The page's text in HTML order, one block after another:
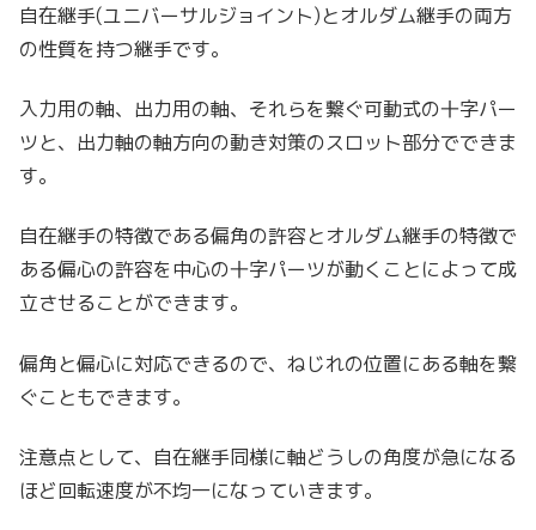
自在継手(ユニバーサルジョイント)とオルダム継手の両方
の性質を持つ継手です。
入力用の軸、出力用の軸、それらを繋ぐ可動式の十字パー
ツと、出力軸の軸方向の動き対策のスロット部分でできま
す。
自在継手の特徴である偏角の許容とオルダム継手の特徴で
ある偏心の許容を中心の十字パーツが動くことによって成
立させることができます。
偏角と偏心に対応できるので、ねじれの位置にある軸を繋
ぐこともできます。
注意点として、自在継手同様に軸どうしの角度が急になる
ほど回転速度が不均一になっていきます。